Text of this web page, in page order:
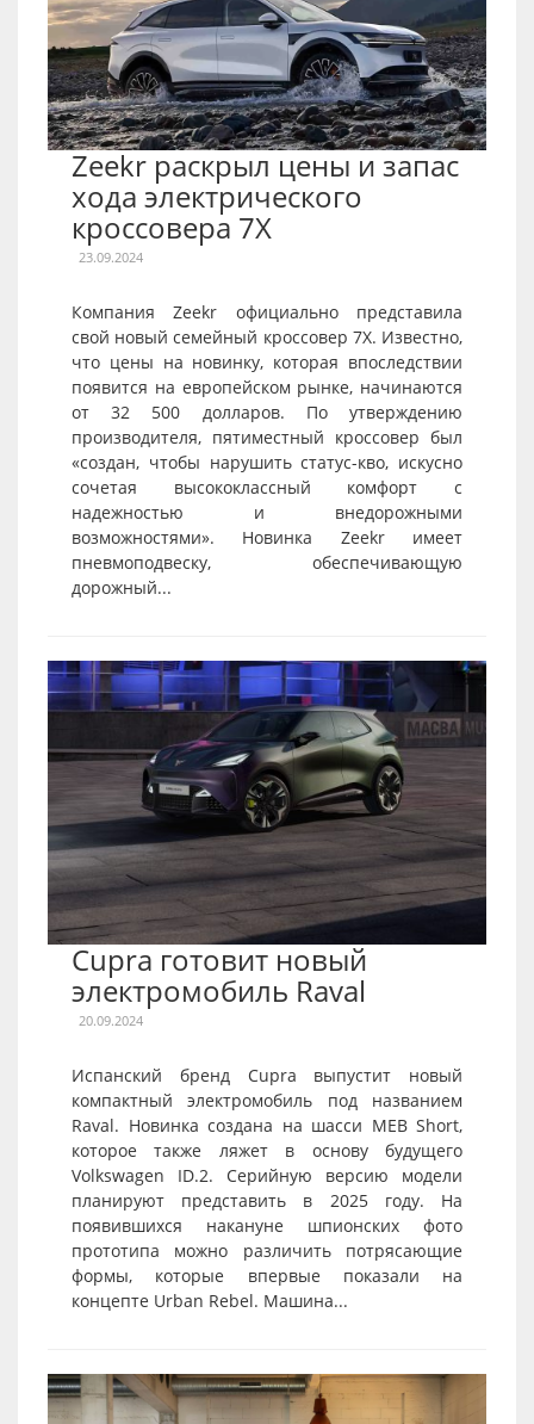
Zeekr раскрыл цены и запас
хода электрического
кроссовера 7X
23.09.2024
Компания Zeekr официально представила
свой новый семейный кроссовер 7X. Известно,
что цены на новинку, которая впоследствии
появится на европейском рынке, начинаются
от 32 500 долларов. По утверждению
производителя, пятиместный кроссовер был
«создан, чтобы нарушить статус-кво, искусно
сочетая высококлассный комфорт с
надежностью и внедорожными
возможностями». Новинка Zeekr имеет
пневмоподвеску, обеспечивающую
дорожный...
Cupra готовит новый
электромобиль Raval
20.09.2024
Испанский бренд Cupra выпустит новый
компактный электромобиль под названием
Raval. Новинка создана на шасси MEB Short,
которое также ляжет в основу будущего
Volkswagen ID.2. Серийную версию модели
планируют представить в 2025 году. На
появившихся накануне шпионских фото
прототипа можно различить потрясающие
формы, которые впервые показали на
концепте Urban Rebel. Машина...